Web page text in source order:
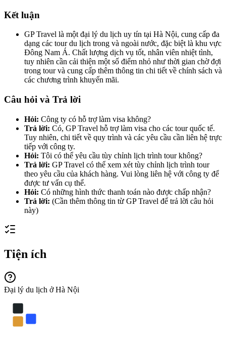
Kết luận
GP Travel là một đại lý du lịch uy tín tại Hà Nội, cung cấp đa
dạng các tour du lịch trong và ngoài nước, đặc biệt là khu vực
Đông Nam Á. Chất lượng dịch vụ tốt, nhân viên nhiệt tình,
tuy nhiên cần cải thiện một số điểm nhỏ như thời gian chờ đợi
trong tour và cung cấp thêm thông tin chi tiết về chính sách và
các chương trình khuyến mãi.
Câu hỏi và Trả lời
Hỏi: Công ty có hỗ trợ làm visa không?
Trả lời: Có, GP Travel hỗ trợ làm visa cho các tour quốc tế.
Tuy nhiên, chi tiết về quy trình và các yêu cầu cần liên hệ trực
tiếp với công ty.
Hỏi: Tôi có thể yêu cầu tùy chỉnh lịch trình tour không?
Trả lời: GP Travel có thể xem xét tùy chỉnh lịch trình tour
theo yêu cầu của khách hàng. Vui lòng liên hệ với công ty để
được tư vấn cụ thể.
Hỏi: Có những hình thức thanh toán nào được chấp nhận?
Trả lời: (Cần thêm thông tin từ GP Travel để trả lời câu hỏi
này)
Tiện ích
Đại lý du lịch ở Hà Nội